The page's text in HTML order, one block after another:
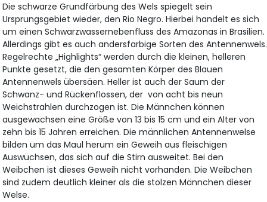
Die schwarze Grundfärbung des Wels spiegelt sein
Ursprungsgebiet wieder, den Rio Negro. Hierbei handelt es sich
um einen Schwarzwassernebenfluss des Amazonas in Brasilien.
Allerdings gibt es auch andersfarbige Sorten des Antennenwels.
Regelrechte „Highlights“ werden durch die kleinen, helleren
Punkte gesetzt, die den gesamten Körper des Blauen
Antennenwels übersäen. Heller ist auch der Saum der
Schwanz- und Rückenflossen, der von acht bis neun
Weichstrahlen durchzogen ist. Die Männchen können
ausgewachsen eine Größe von 13 bis 15 cm und ein Alter von
zehn bis 15 Jahren erreichen. Die männlichen Antennenwelse
bilden um das Maul herum ein Geweih aus fleischigen
Auswüchsen, das sich auf die Stirn ausweitet. Bei den
Weibchen ist dieses Geweih nicht vorhanden. Die Weibchen
sind zudem deutlich kleiner als die stolzen Männchen dieser
Welse.